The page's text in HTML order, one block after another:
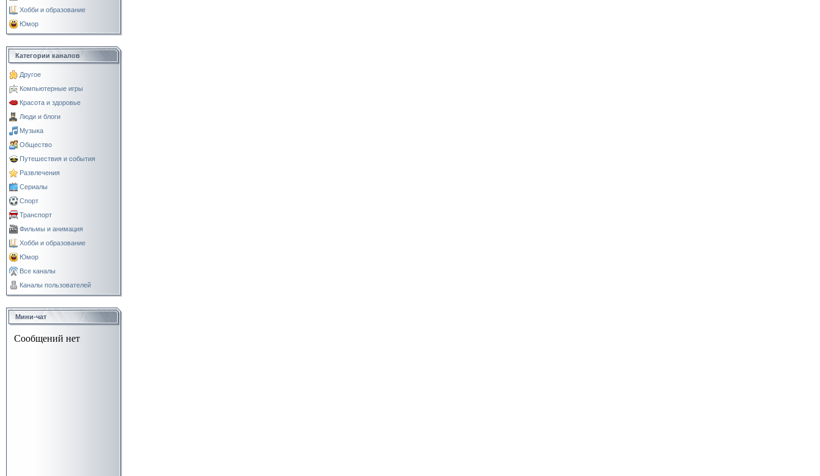
Хобби и образование
Юмор
Категории каналов
Другое
Компьютерные игры
Красота и здоровье
Люди и блоги
Музыка
Общество
Путешествия и события
Развлечения
Сериалы
Спорт
Транспорт
Фильмы и анимация
Хобби и образование
Юмор
Все каналы
Каналы пользователей
Мини-чат